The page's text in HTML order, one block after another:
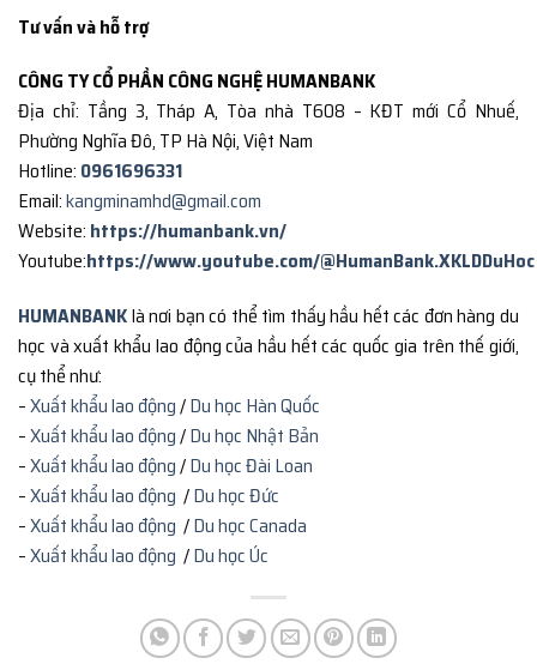
Tư vấn và hỗ trợ
CÔNG TY CỔ PHẦN CÔNG NGHỆ HUMANBANK
Địa chỉ: Tầng 3, Tháp A, Tòa nhà T608 – KĐT mới Cổ Nhuế,
Phường Nghĩa Đô, TP Hà Nội, Việt Nam
Hotline: 0961696331
Email:kangminamhd@gmail.com
Website: https://humanbank.vn/
Youtube:https://www.youtube.com/@HumanBank.XKLDDuHoc
HUMANBANKlà nơi bạn có thể tìm thấy hầu hết các đơn hàng du
học và xuất khẩu lao động của hầu hết các quốc gia trên thế giới,
cụ thể như:
–Xuất khẩu lao động/Du học Hàn Quốc
–Xuất khẩu lao động/Du học Nhật Bản
–Xuất khẩu lao động/Du học Đài Loan
–Xuất khẩu lao động /Du học Đức
–Xuất khẩu lao động /Du học Canada
–Xuất khẩu lao động /Du học Úc